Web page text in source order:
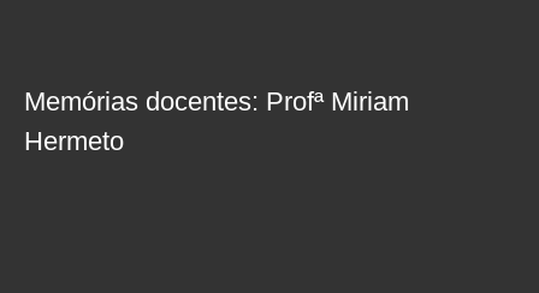
Memórias docentes: Profª Miriam
Hermeto